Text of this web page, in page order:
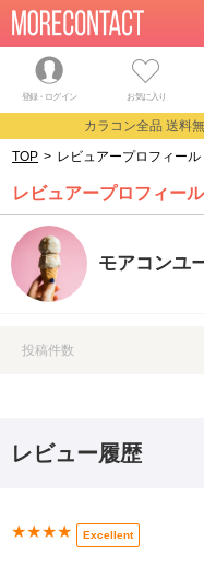
登録・ログイン お気に入り
カラコン全品 送料
TOP > レビュアープロフィール
レビュアープロフィール
モアコンユ
投稿件数
レビュー履歴
★★★★ Excellent